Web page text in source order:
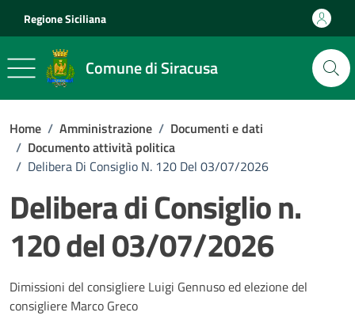
Regione Siciliana
Comune di Siracusa
Home / Amministrazione / Documenti e dati
/ Documento attività politica
/ Delibera Di Consiglio N. 120 Del 03/07/2026
Delibera di Consiglio n.
120 del 03/07/2026
Dettagli del documento
Dimissioni del consigliere Luigi Gennuso ed elezione del
consigliere Marco Greco